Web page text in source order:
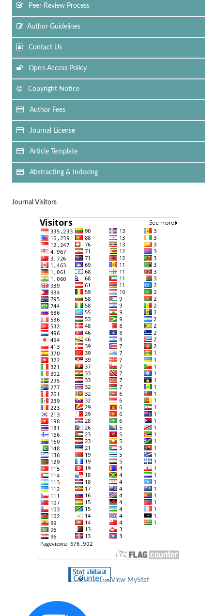
Peer Review Process
Author Guidelines
Contact Us
Open Access Policy
Copyright Notice
Author Fees
Journal License
Article Template
Abstracting & Indexing
Journal Visitors
View MyStat